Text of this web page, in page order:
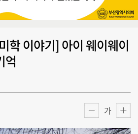
학 이야기] 아이 웨이웨이
억
가